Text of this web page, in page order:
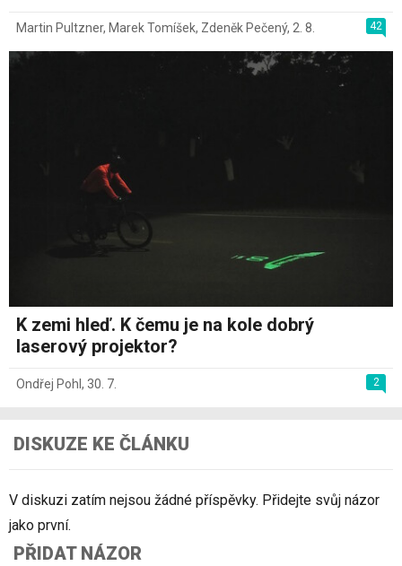
42
Martin Pultzner, Marek Tomíšek, Zdeněk Pečený, 2. 8.
K zemi hleď. K čemu je na kole dobrý
laserový projektor?
2
Ondřej Pohl , 30. 7.
DISKUZE KE ČLÁNKU
V diskuzi zatím nejsou žádné příspěvky. Přidejte svůj názor
jako první.
PŘIDAT NÁZOR